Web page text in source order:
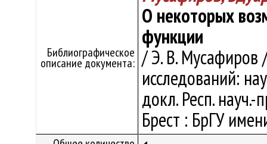
Библиографическое
описание документа:
О некоторых
функции
/ Э. В. Мусафиров
исследований:
докл. Респ.
Брест : БрГУ